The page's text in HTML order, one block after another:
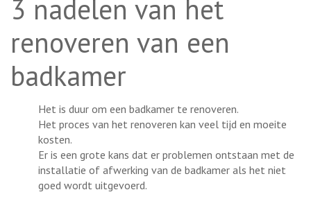
3 nadelen van het
renoveren van een
badkamer
Het is duur om een badkamer te renoveren.
Het proces van het renoveren kan veel tijd en moeite
kosten.
Er is een grote kans dat er problemen ontstaan met de
installatie of afwerking van de badkamer als het niet
goed wordt uitgevoerd.